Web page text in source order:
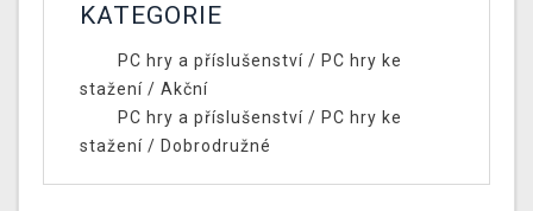
KATEGORIE
PC hry a příslušenství/ PC hry ke
stažení / Akční
PC hry a příslušenství/ PC hry ke
stažení / Dobrodružné